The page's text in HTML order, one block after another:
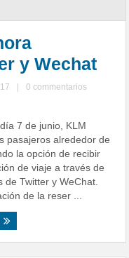
y Wechat
0 commentarios
7 de junio, KLM
pasajeros alrededor de
la opción de recibir
de viaje a través de
de Twitter y WeChat.
de la reser ...